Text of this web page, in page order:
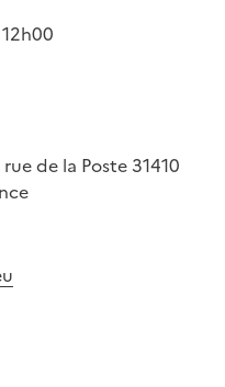
rue de la Poste 31410